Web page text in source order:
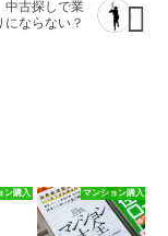
古探しで業
にならない？
ン購入 マンション購入